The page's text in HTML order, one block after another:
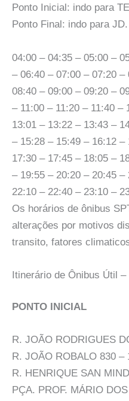
Ponto Inicial: indo para
Ponto Final: indo para
04:00 – 04:35 – 05:00 –
– 06:40 – 07:00 – 07:20
08:40 – 09:00 – 09:20 –
– 11:00 – 11:20 – 11:40 –
13:01 – 13:22 – 13:43 –
– 15:28 – 15:49 – 16:12
17:30 – 17:45 – 18:05 –
– 19:55 – 20:20 – 20:45
22:10 – 22:40 – 23:10 –
Os horários de ônibus
alterações por motivos
transito, fatores
Itinerário de Ônibus Útil –
PONTO INICIAL
R. JOÃO RODRIGUES
R. JOÃO ROBALO 830 –
R. HENRIQUE SAN
PÇA. PROF. MÁRIO